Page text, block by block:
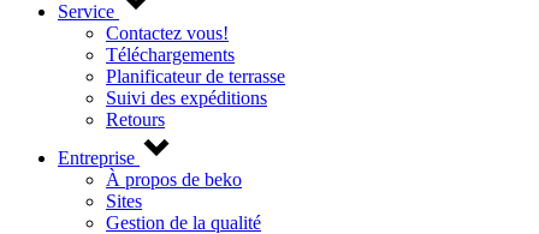
Service
Contactez vous!
Téléchargements
Planificateur de terrasse
Suivi des expéditions
Retours
Entreprise
À propos de beko
Sites
Gestion de la qualité